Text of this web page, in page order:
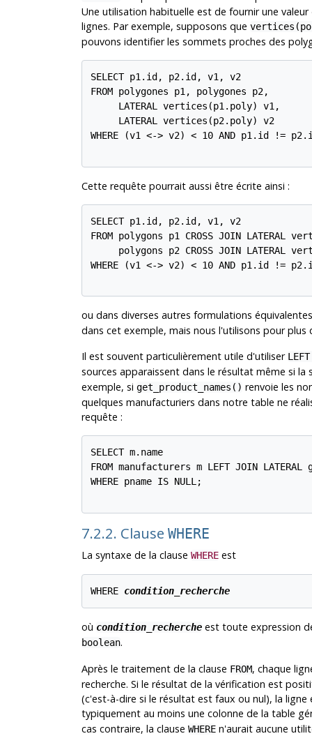
Une utilisation habituelle est de fournir une
lignes. Par exemple, supposons que
pouvons identifier les sommets proches des
SELECT p1.id, p2.id, v1, v2
FROM polygones p1, polygones p2,
     LATERAL vertices(p1.poly) v1,
     LATERAL vertices(p2.poly) v2
WHERE (v1 <-> v2) < 10 AND p1.id !=
Cette requête pourrait aussi être écrite ainsi :
SELECT p1.id, p2.id, v1, v2
FROM polygons p1 CROSS JOIN LATERAL
polygons p2 CROSS JOIN LATERAL
WHERE (v1 <-> v2) < 10 AND p1.id !=
ou dans diverses autres formulations
dans cet exemple, mais nous l'utilisons pour plus
Il est souvent particulièrement utile d'utiliser
sources apparaissent dans le résultat même si la
exemple, si get_product_names() renvoie les
quelques manufacturiers dans notre table ne
requête :
SELECT m.name
FROM manufacturers m LEFT JOIN
WHERE pname IS NULL;
7.2.2. Clause WHERE
La syntaxe de la clause WHEREest
WHERE condition_recherche
où condition_rechercheest toute expression
boolean.
Après le traitement de la clause FROM, chaque
recherche. Si le résultat de la vérification est
(c'est-à-dire si le résultat est faux ou nul), la
typiquement au moins une colonne de la table
cas contraire, la clause WHEREn'aurait aucune